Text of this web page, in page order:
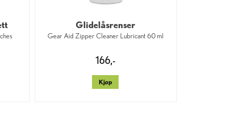
Glidelåsrenser
Gear Aid Zipper Cleaner Lubricant 60 ml
166,-
Kjøp